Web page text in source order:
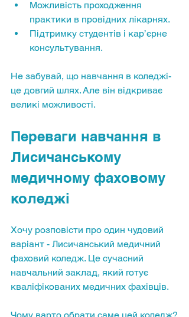
Можливість проходження
практики в провідних лікарнях.
Підтримку студентів і кар’єрне
консультування.
Не забувай, що навчання в коледжі-
це довгий шлях. Але він відкриває
великі можливості.
Переваги навчання в
Лисичанському
медичному фаховому
коледжі
Хочу розповісти про один чудовий
варіант - Лисичанський медичний
фаховий коледж. Це сучасний
навчальний заклад, який готує
кваліфікованих медичних фахівців.